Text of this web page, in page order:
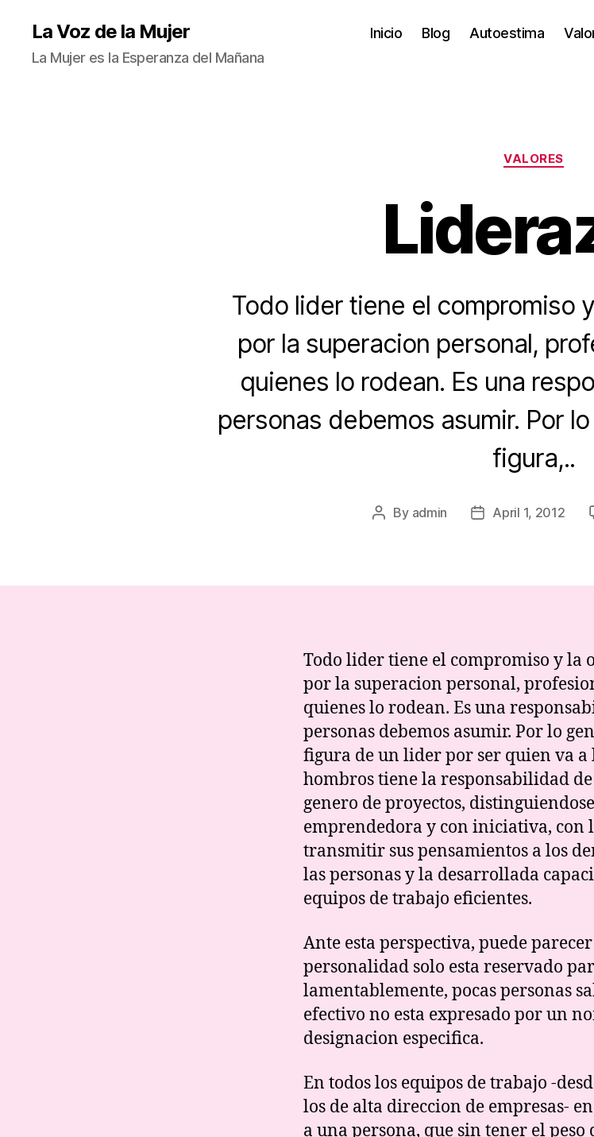
La Voz de la Mujer
La Mujer es la Esperanza del Mañana
Inicio Blog Autoestima
Categories
VALORES
Todo lider tiene el compromiso
por la superacion personal,
quienes lo rodean. Es una
personas debemos asumir. Por
figura,..
Post
By admin
PostApril 1, 2012
Todo lider tiene el compromiso y la
por la superacion personal,
quienes lo rodean. Es una
personas debemos asumir. Por lo
figura de un lider por ser quien va a
hombros tiene la responsabilidad
genero de proyectos,
emprendedora y con iniciativa, con
transmitir sus pensamientos a los
las personas y la desarrollada
equipos de trabajo eficientes.
Ante esta perspectiva, puede
personalidad solo esta reservado
lamentablemente, pocas personas
efectivo no esta expresado por un
designacion especifica.
En todos los equipos de trabajo -
los de alta direccion de empresas-
a una persona, que sin tener el peso